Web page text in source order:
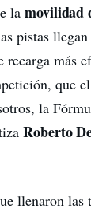
lamovilidad
pistas
recarga más
que
la
Roberto
llenaron